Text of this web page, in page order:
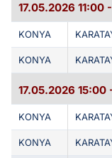
17.05.2026 11:00
KONYA
KONYA
17.05.2026 15:00
KONYA
KONYA